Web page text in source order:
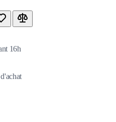
16h